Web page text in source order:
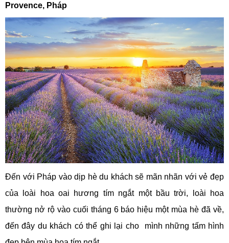
Provence, Pháp
Đến với Pháp vào dịp hè du khách sẽ mãn nhãn với vẻ đẹp
của loài hoa oai hương tím ngắt một bầu trời, loài hoa
thường nở rộ vào cuối tháng 6 báo hiệu một mùa hè đã về,
đến đây du khách có thể ghi lại cho mình những tấm hình